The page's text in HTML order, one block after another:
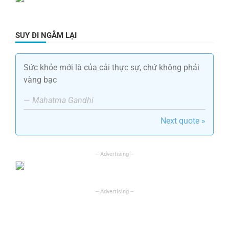
SUY ĐI NGẪM LẠI
Sức khỏe mới là của cải thực sự, chứ không phải
vàng bạc
— Mahatma Gandhi
Next quote »